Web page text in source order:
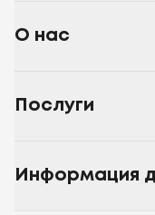
О нас
Послуги
Информация